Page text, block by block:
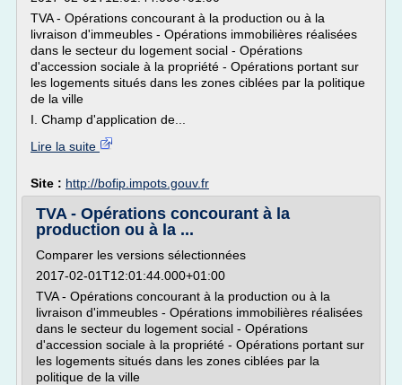
TVA - Opérations concourant à la production ou à la
livraison d'immeubles - Opérations immobilières réalisées
dans le secteur du logement social - Opérations
d'accession sociale à la propriété - Opérations portant sur
les logements situés dans les zones ciblées par la politique
de la ville
I. Champ d'application de...
Lire la suite
Site : http://bofip.impots.gouv.fr
TVA - Opérations concourant à la
production ou à la ...
Comparer les versions sélectionnées
2017-02-01T12:01:44.000+01:00
TVA - Opérations concourant à la production ou à la
livraison d'immeubles - Opérations immobilières réalisées
dans le secteur du logement social - Opérations
d'accession sociale à la propriété - Opérations portant sur
les logements situés dans les zones ciblées par la
politique de la ville